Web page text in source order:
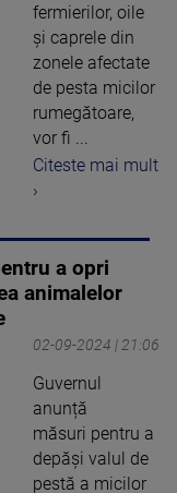
fermierilor, oile
și caprele din
zonele afectate
de pesta micilor
rumegătoare,
vor fi ...
Citeste mai mult
›
a opri
animalelor
02-09-2024 | 21:06
Guvernul
anunță
măsuri pentru a
depăşi valul de
pestă a micilor